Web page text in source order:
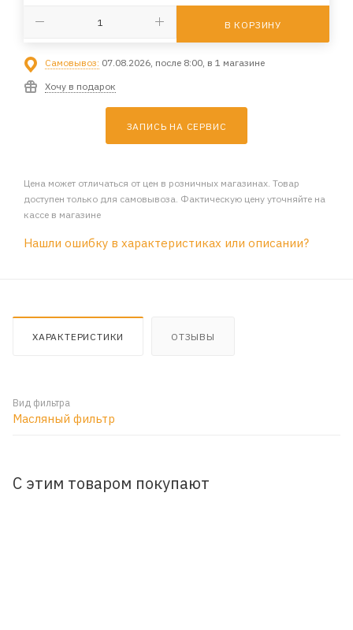
В КОРЗИНУ
Самовывоз: 07.08.2026, после 8:00, в 1 магазине
Хочу в подарок
ЗАПИСЬ НА СЕРВИС
Цена может отличаться от цен в розничных магазинах. Товар
доступен только для самовывоза. Фактическую цену уточняйте на
кассе в магазине
Нашли ошибку в характеристиках или описании?
ХАРАКТЕРИСТИКИ ОТЗЫВЫ
Вид фильтра
Масляный фильтр
С этим товаром покупают